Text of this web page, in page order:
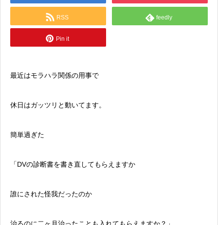
RSS feedly
Pin it
最近はモラハラ関係の用事で
休日はガッツリと動いてます。
簡単過ぎた
「DVの診断書を書き直してもらえますか
誰にされた怪我だったのか